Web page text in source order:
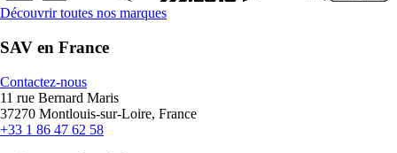
Découvrir toutes nos marques
SAV en France
Contactez-nous
11 rue Bernard Maris
37270 Montlouis-sur-Loire, France
+33 1 86 47 62 58